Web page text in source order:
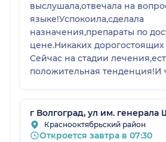
выслушала,отвечала на
языке!Успокоила,сделала
назначения,препараты по
цене.Никаких
Сейчас на стадии
положительная тенденция!И
максимально
врач!По необходимости
г Волгоград, ул им. генерала
Краснооктябрьский район
Откроется завтра в 07:30